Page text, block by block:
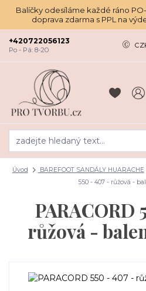
Balíčky odesíláme každé ráno
doprava zdarma s PPL na
+420722056123
Po - Pá: 8-20
Úvod BAREFOOT SANDÁLY HUARACHE
550 - 407 - růžová -
PARACORD
růžová -